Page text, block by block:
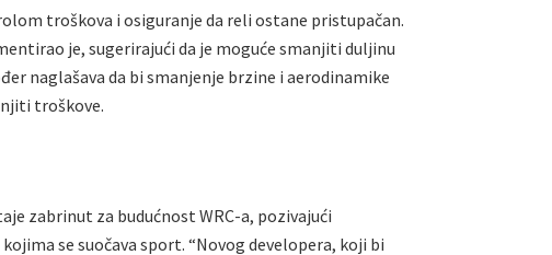
troškova i osiguranje da reli ostane pristupačan.
je, sugerirajući da je moguće smanjiti duljinu
naglašava da bi smanjenje brzine i aerodinamike
troškove.
zabrinut za budućnost WRC-a, pozivajući
se suočava sport. “Novog developera, koji bi